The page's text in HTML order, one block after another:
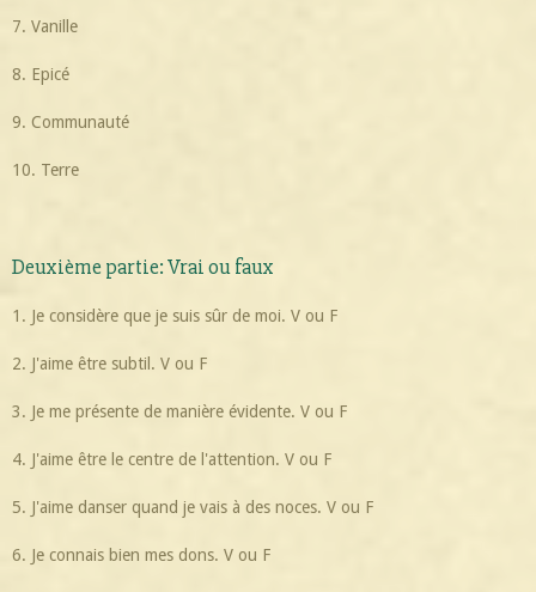
7. Vanille
8. Epicé
9. Communauté
10. Terre
Deuxième partie: Vrai ou faux
1. Je considère que je suis sûr de moi. V ou F
2. J'aime être subtil. V ou F
3. Je me présente de manière évidente. V ou F
4. J'aime être le centre de l'attention. V ou F
5. J'aime danser quand je vais à des noces. V ou F
6. Je connais bien mes dons. V ou F